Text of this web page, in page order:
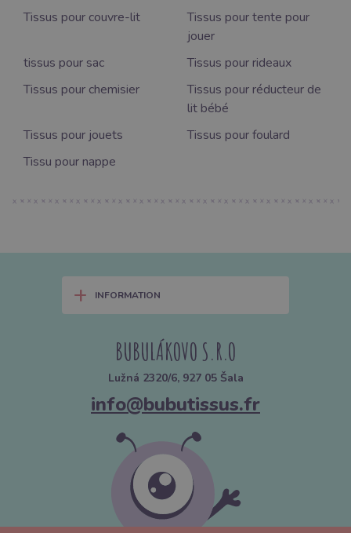
Tissus pour couvre-lit
Tissus pour tente pour
jouer
tissus pour sac
Tissus pour rideaux
Tissus pour chemisier
Tissus pour réducteur de
lit bébé
Tissus pour jouets
Tissus pour foulard
Tissu pour nappe
+ INFORMATION
BUBULÁKOVO S.R.O
Lužná 2320/6, 927 05 Šala
info@bubutissus.fr